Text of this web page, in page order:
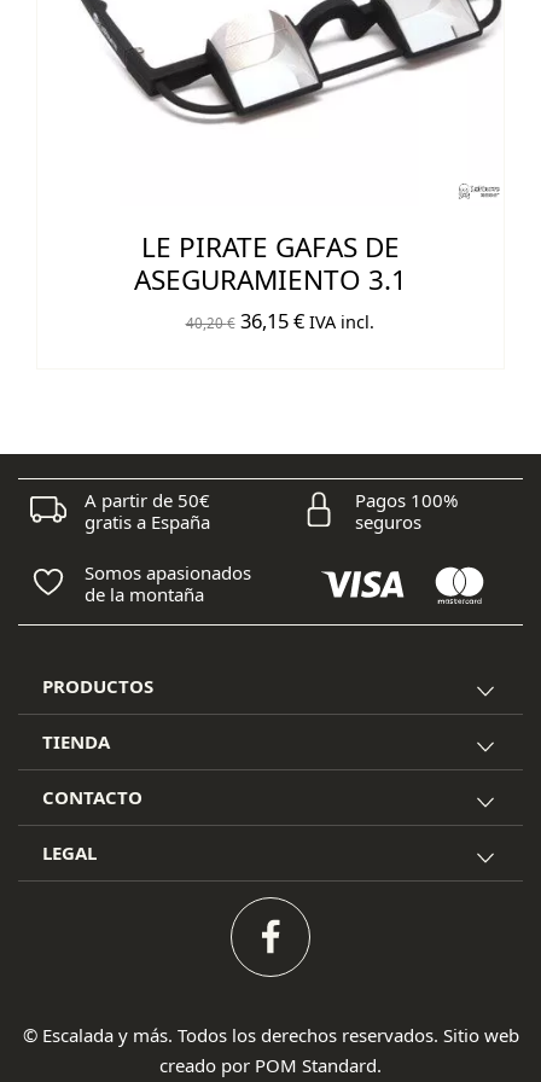
LE PIRATE GAFAS DE
ASEGURAMIENTO 3.1
40,20€ El
40,20 €.
36,15€El
36,15 €.
IVA incl.
A partir de 50€
gratis a España
Pagos 100%
seguros
Somos apasionados
de la montaña
PRODUCTOS
TIENDA
CONTACTO
LEGAL
© Escalada y más. Todos los derechos reservados. Sitio web
creado por POM Standard.